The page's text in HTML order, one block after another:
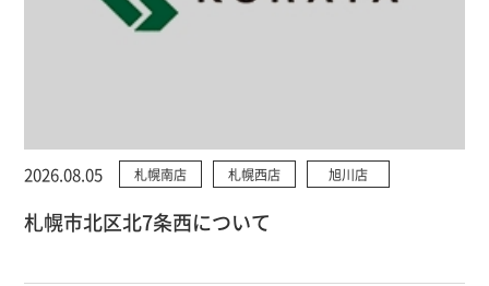
2026.08.05 札幌南店 札幌西店 旭川店
札幌市北区北7条西について